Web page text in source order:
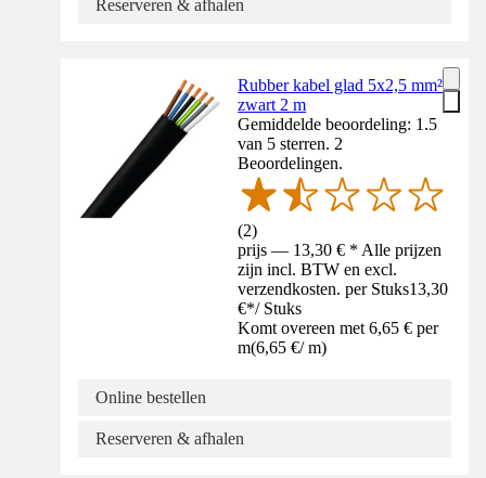
Reserveren & afhalen
Rubber kabel glad 5x2,5 mm²
zwart 2 m
Gemiddelde beoordeling: 1.5
van 5 sterren. 2
Beoordelingen.
(2)
prijs — 13,30 € * Alle prijzen
zijn incl. BTW en excl.
verzendkosten. per Stuks13,30
€*/ Stuks
Komt overeen met 6,65 € per
m(6,65 €/ m)
Online bestellen
Reserveren & afhalen